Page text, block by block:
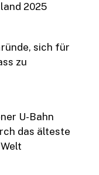
2025
sich für
zu
U-Bahn
das älteste